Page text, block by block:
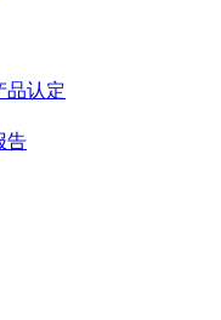
品认定
告